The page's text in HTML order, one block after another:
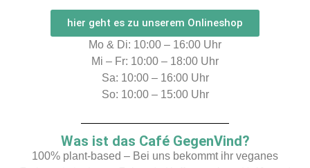
hier geht es zu unserem Onlineshop
Mo & Di: 10:00 – 16:00 Uhr
Mi – Fr: 10:00 – 18:00 Uhr
Sa: 10:00 – 16:00 Uhr
So: 10:00 – 15:00 Uhr
Was ist das Café GegenVind?
100% plant-based – Bei uns bekommt ihr veganes